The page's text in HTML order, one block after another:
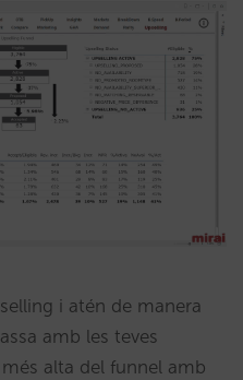
i atén de manera
amb les teves
alta del funnel amb